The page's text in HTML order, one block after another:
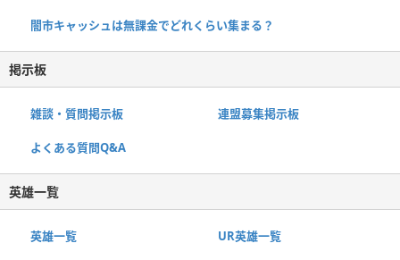
闇市キャッシュは無課金でどれくらい集まる？
掲示板
雑談・質問掲示板 連盟募集掲示板
よくある質問Q&A
英雄一覧
英雄一覧 UR英雄一覧